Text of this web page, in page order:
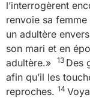
l’interrogèrent
renvoie sa
un adultère
son mari et en
adultère.»
13 Des
afin qu’il les
reproches. 14